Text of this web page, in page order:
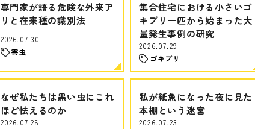
専門家が語る危険な外来ア
リと在来種の識別法
2026.07.30
害虫
集合住宅における小さいゴ
キブリ一匹から始まった大
量発生事例の研究
2026.07.29
ゴキブリ
なぜ私たちは黒い虫にこれ
ほど怯えるのか
2026.07.25
私が紙魚になった夜に見た
本棚という迷宮
2026.07.23